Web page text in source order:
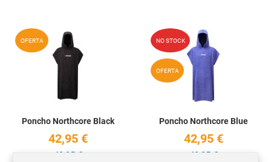
OFERTA Add to Wishlist
Quick View
Poncho Northcore Black
42,95 €
49,95 €
NO STOCK
OFERTA
Poncho Northcore Blue
42,95 €
49,95 €